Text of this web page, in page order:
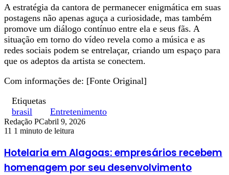
A estratégia da cantora de permanecer enigmática em suas
postagens não apenas aguça a curiosidade, mas também
promove um diálogo contínuo entre ela e seus fãs. A
situação em torno do vídeo revela como a música e as
redes sociais podem se entrelaçar, criando um espaço para
que os adeptos da artista se conectem.
Com informações de: [Fonte Original]
Etiquetas
brasil
Entretenimento
Redação PCabril 9, 2026
11 1 minuto de leitura
Hotelaria em Alagoas: empresários recebem
homenagem por seu desenvolvimento